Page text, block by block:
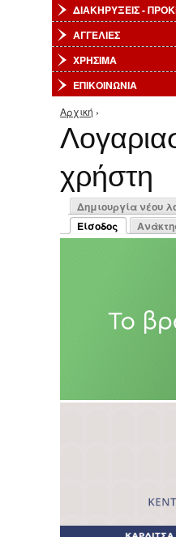
ΔΙΑΚΗΡΥΞΕΙΣ -
ΑΓΓΕΛΙΕΣ
ΧΡΗΣΙΜΑ
ΕΠΙΚΟΙΝΩΝΙΑ
Είστε εδώ
Αρχική ›
χρήστη
Δημιουργία νέου
Είσοδος
(ενεργή καρτέλα)